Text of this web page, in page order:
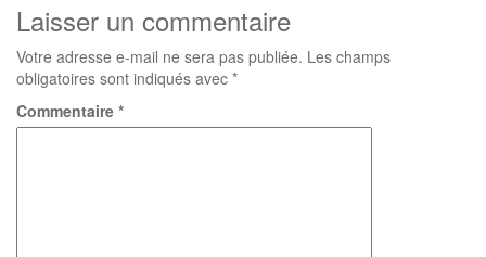
Laisser un commentaire
Votre adresse e-mail ne sera pas publiée. Les champs
obligatoires sont indiqués avec *
Commentaire *